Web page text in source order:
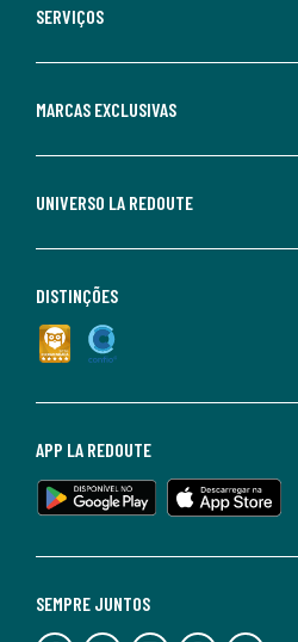
SERVIÇOS
MARCAS EXCLUSIVAS
UNIVERSO LA REDOUTE
SEMPRE JUNTOS
APP LA REDOUTE
DISTINÇÕES